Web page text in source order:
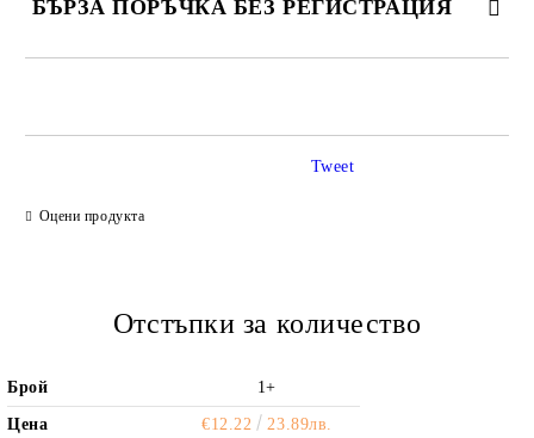
БЪРЗА ПОРЪЧКА БЕЗ РЕГИСТРАЦИЯ
Оцени продукта
Tweet
Отстъпки за количество
Брой 1+
Цена €12.22 23.89лв.